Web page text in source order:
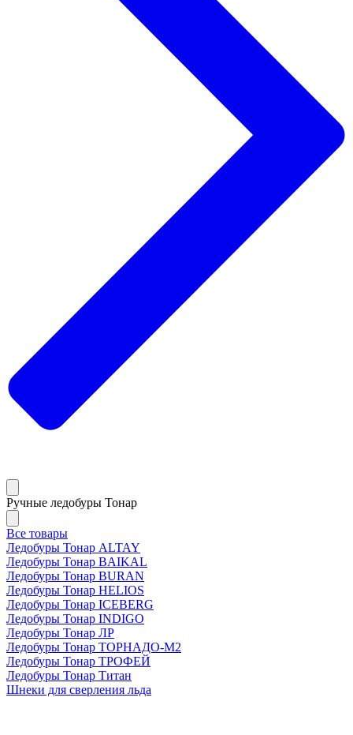
Ручные ледобуры Тонар
Все товары
Ледобуры Тонар ALTAY
Ледобуры Тонар BAIKAL
Ледобуры Тонар BURAN
Ледобуры Тонар HELIOS
Ледобуры Тонар ICEBERG
Ледобуры Тонар INDIGO
Ледобуры Тонар ЛР
Ледобуры Тонар ТОРНАДО-М2
Ледобуры Тонар ТРОФЕЙ
Ледобуры Тонар Титан
Шнеки для сверления льда